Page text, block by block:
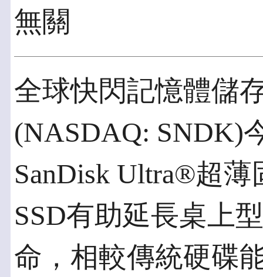
無關
全球快閃記憶體儲
(NASDAQ: SNDK)
SanDisk Ultra®超
SSD有助延長桌上
命，相較傳統硬碟